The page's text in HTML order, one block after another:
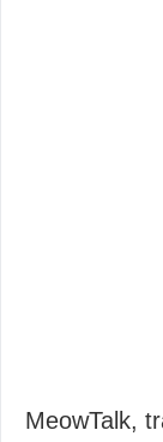
MeowTalk,